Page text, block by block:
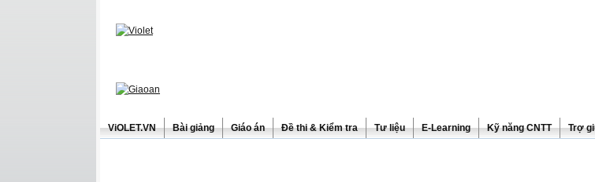
ViOLET.VN Bài giảng Giáo án Đề thi & Kiểm tra Tư liệu E-Learning Kỹ năng CNTT Trợ